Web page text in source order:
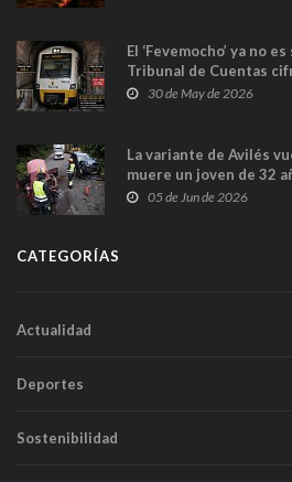
El ‘Fevemocho’ ya no
Tribunal de Cuentas
sobrecoste de los
30 de May de 2026
La variante de Avilés
muere un joven de 32
frontal
05 de Jun de 2026
CATEGORÍAS
Actualidad
Deportes
Sostenibilidad